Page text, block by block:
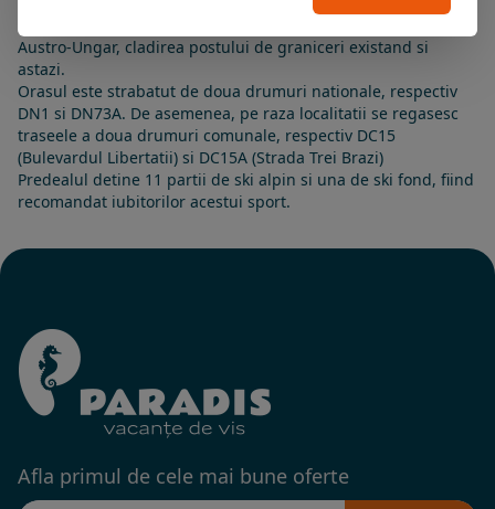
Austro-Ungar, cladirea postului de graniceri existand si
astazi.
Orasul este strabatut de doua drumuri nationale, respectiv
DN1 si DN73A. De asemenea, pe raza localitatii se regasesc
traseele a doua drumuri comunale, respectiv DC15
(Bulevardul Libertatii) si DC15A (Strada Trei Brazi)
Predealul detine 11 partii de ski alpin si una de ski fond, fiind
recomandat iubitorilor acestui sport.
Afla primul de cele mai bune oferte